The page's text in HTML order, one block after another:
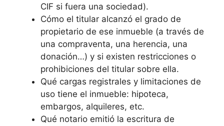
CIF si fuera una sociedad).
Cómo el titular alcanzó el grado de
propietario de ese inmueble (a través de
una compraventa, una herencia, una
donación…) y si existen restricciones o
prohibiciones del titular sobre ella.
Qué cargas registrales y limitaciones de
uso tiene el inmueble: hipoteca,
embargos, alquileres, etc.
Qué notario emitió la escritura de